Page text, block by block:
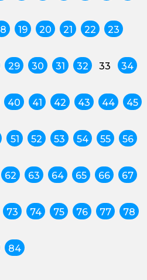
19 20 21 22 23
29 30 31 32 33 34
40 41 42 43 44 45
51 52 53 54 55 56
62 63 64 65 66 67
73 74 75 76 77 78
84